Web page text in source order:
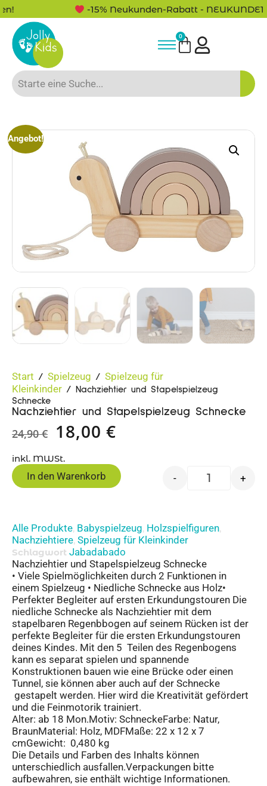
-15% Neukunden-Rabatt - NEUKUNDE15
0
Angebot!
Start / Spielzeug / Spielzeug für
Kleinkinder / Nachziehtier und Stapelspielzeug
Schnecke
Nachziehtier und Stapelspielzeug Schnecke
24,90€ 18,00 €
inkl. MWSt.
- +
In den Warenkorb
Alle Produkte, Babyspielzeug, Holzspielfiguren,
Nachziehtiere, Spielzeug für Kleinkinder
Schlagwort Jabadabado
Nachziehtier und Stapelspielzeug Schnecke
• Viele Spielmöglichkeiten durch 2 Funktionen in
einem Spielzeug • Niedliche Schnecke aus Holz•
Perfekter Begleiter auf ersten Erkundungstouren Die
niedliche Schnecke als Nachziehtier mit dem
stapelbaren Regenbbogen auf seinem Rücken ist der
perfekte Begleiter für die ersten Erkundungstouren
deines Kindes. Mit den 5 Teilen des Regenbogens
kann es separat spielen und spannende
Konstruktionen bauen wie eine Brücke oder einen
Tunnel, sie können aber auch auf der Schnecke
gestapelt werden. Hier wird die Kreativität gefördert
und die Feinmotorik trainiert.
Alter: ab 18 Mon.Motiv: SchneckeFarbe: Natur,
BraunMaterial: Holz, MDFMaße: 22 x 12 x 7
cmGewicht: 0,480 kg
Die Details und Farben des Inhalts können
unterschiedlich ausfallen.Verpackungen bitte
aufbewahren, sie enthält wichtige Informationen.